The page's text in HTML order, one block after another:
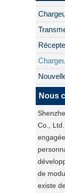
Nous
Co.,
de
existe